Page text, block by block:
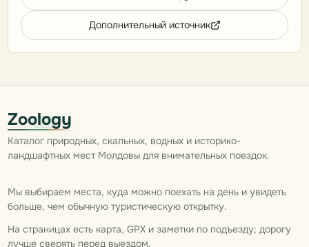
Дополнительный источник
Zoology
Каталог природных, скальных, водных и историко-
ландшафтных мест Молдовы для внимательных поездок.
Мы выбираем места, куда можно поехать на день и увидеть
больше, чем обычную туристическую открытку.
На страницах есть карта, GPX и заметки по подъезду; дорогу
лучше сверять перед выездом.